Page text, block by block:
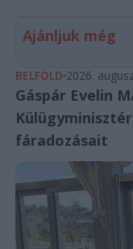
Ajánljuk még
BELFÖLD 2026.
Gáspár Evelin
fáradozásait